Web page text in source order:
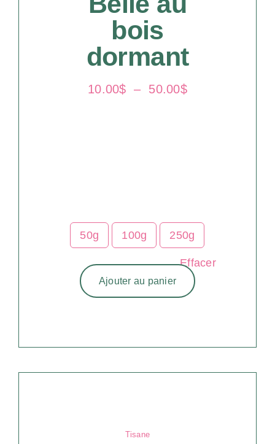
bois
dormant
10.00$ – 50.00$Plage
50g 100g 250g
Effacer
Ajouter au panier
Tisane